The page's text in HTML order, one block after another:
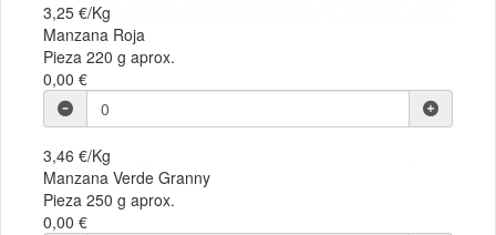
3,25 €/Kg
Manzana Roja
Pieza 220 g aprox.
0,00 €
3,46 €/Kg
Manzana Verde Granny
Pieza 250 g aprox.
0,00 €